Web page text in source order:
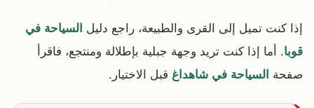
إذا كنت تميل إلى القرى والطبيعة، راجع دليل السياحة في
قوبا. أما إذا كنت تريد وجهة جبلية بإطلالة ومنتجع، فاقرأ
صفحة السياحة في شاهداغ قبل الاختيار.